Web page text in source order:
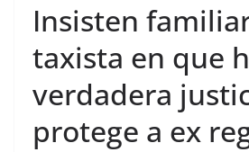
Insisten
taxista en que
verdadera
protege a ex